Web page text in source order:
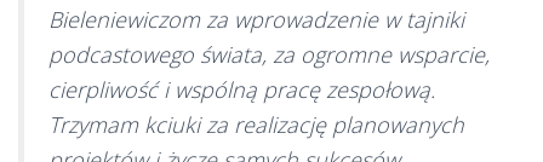
Bieleniewiczom za wprowadzenie w tajniki
podcastowego świata, za ogromne wsparcie,
cierpliwość i wspólną pracę zespołową.
Trzymam kciuki za realizację planowanych